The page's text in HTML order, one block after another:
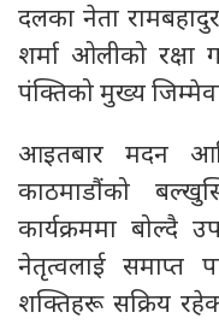
दलका नेता
शर्मा ओलीको रक्षा
पंक्तिको मुख्य
आइतबार मदन
काठमाडौंको
कार्यक्रममा बोल्दै
नेतृत्वलाई समाप्त
शक्तिहरू सक्रिय